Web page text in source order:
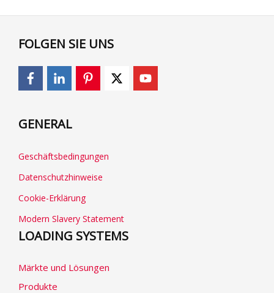
FOLGEN SIE UNS
GENERAL
Geschäftsbedingungen
Datenschutzhinweise
Cookie-Erklärung
Modern Slavery Statement
LOADING SYSTEMS
Märkte und Lösungen
Produkte